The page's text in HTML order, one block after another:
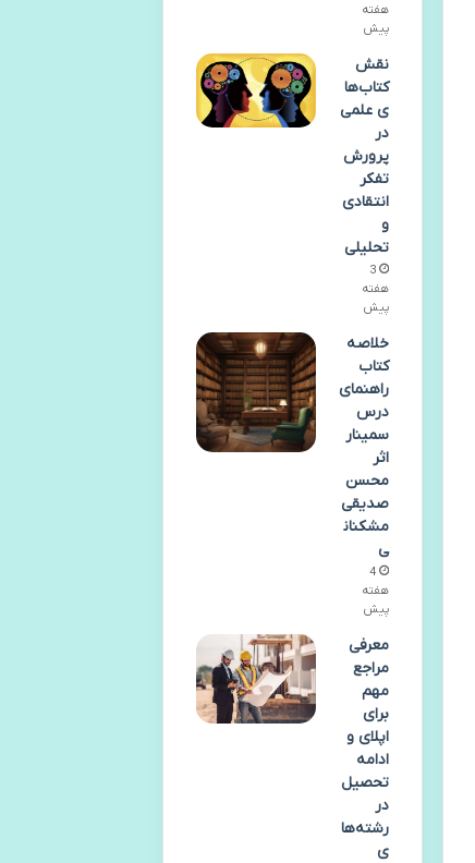
هفته
پیش
نقش
کتاب‌ها
ی علمی
در
پرورش
تفکر
انتقادی
و
تحلیلی
3
هفته
پیش
خلاصه
کتاب
راهنمای
درس
سمینار
اثر
محسن
صدیقی
مشکنان
ی
4
هفته
پیش
معرفی
مراجع
مهم
برای
اپلای و
ادامه
تحصیل
در
رشته‌ها
ی